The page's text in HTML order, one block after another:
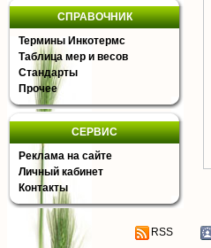
СПРАВОЧНИК
Термины Инкотермс
Таблица мер и весов
Стандарты
Прочее
СЕРВИС
Реклама на сайте
Личный кабинет
Контакты
RSS